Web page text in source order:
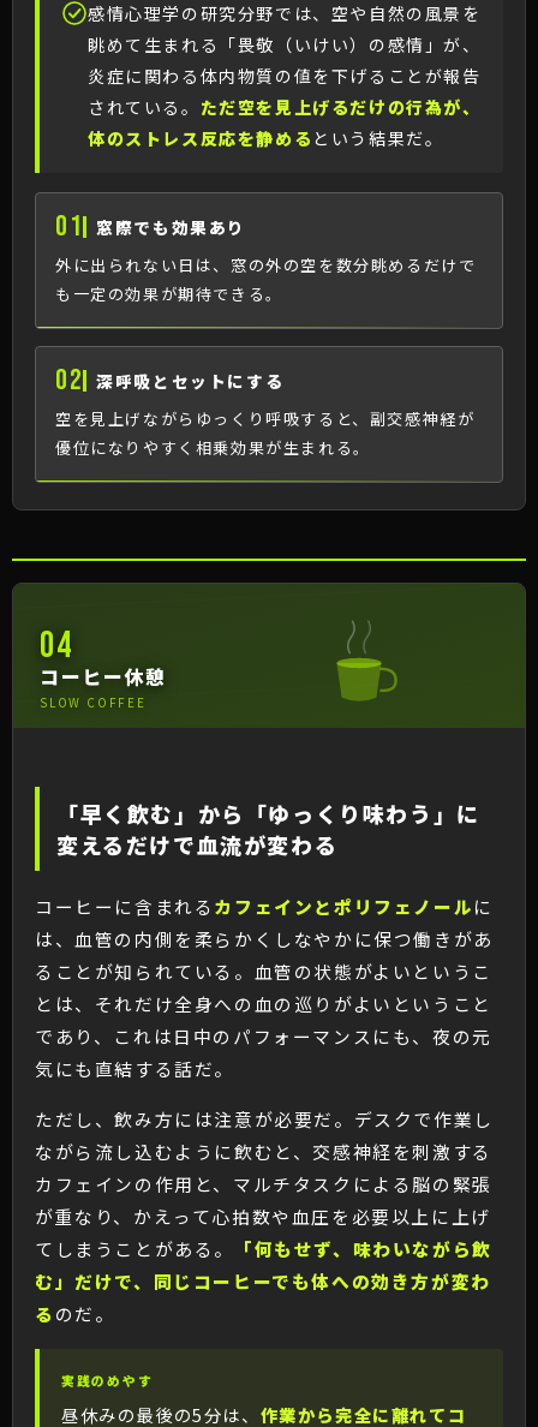
感情心理学の研究分野では、空や自然の風景を
眺めて生まれる「畏敬（いけい）の感情」が、
炎症に関わる体内物質の値を下げることが報告
されている。 ただ空を見上げるだけの行為が、
体のストレス反応を静める という結果だ。
01 窓際でも効果あり
外に出られない日は、窓の外の空を数分眺めるだけで
も一定の効果が期待できる。
02 深呼吸とセットにする
空を見上げながらゆっくり呼吸すると、副交感神経が
優位になりやすく相乗効果が生まれる。
04
コーヒー休憩
SLOW COFFEE
「早く飲む」から「ゆっくり味わう」に
変えるだけで血流が変わる
コーヒーに含まれるカフェインとポリフェノールに
は、血管の内側を柔らかくしなやかに保つ働きがあ
ることが知られている。血管の状態がよいというこ
とは、それだけ全身への血の巡りがよいということ
であり、これは日中のパフォーマンスにも、夜の元
気にも直結する話だ。
ただし、飲み方には注意が必要だ。デスクで作業し
ながら流し込むように飲むと、交感神経を刺激する
カフェインの作用と、マルチタスクによる脳の緊張
が重なり、かえって心拍数や血圧を必要以上に上げ
てしまうことがある。
「何もせず、味わいながら飲
む」だけで、同じコーヒーでも体への効き方が変わ
る のだ。
実践のめやす
昼休みの最後の5分は、 作業から完全に離れてコ